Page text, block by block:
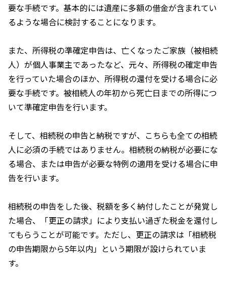
要な手続です。基本的には遺産に多額の借金が含まれてい
るような場合に検討することになります。
また、所得税の準確定申告は、亡くなったご家族（被相続
人）が個人事業主であったなど、元々、所得税の確定申告
を行っていた場合のほか、所得税の還付を受ける場合に必
要な手続です。被相続人の年初から死亡日までの所得につ
いて準確定申告を行います。
そして、相続税の申告と納税ですが、こちらも全ての相続
人に必須の手続ではありません。相続税の納税が必要にな
る場合、または申告が必要な特例の適用を受ける場合に申
告を行います。
相続税の申告をした後、税額を多く納付したことが発覚し
た場合、「更正の請求」により支払い過ぎた税金を還付し
てもらうことが可能です。ただし、更正の請求は「相続税
の申告期限から5年以内」という期限が設けられていま
す。